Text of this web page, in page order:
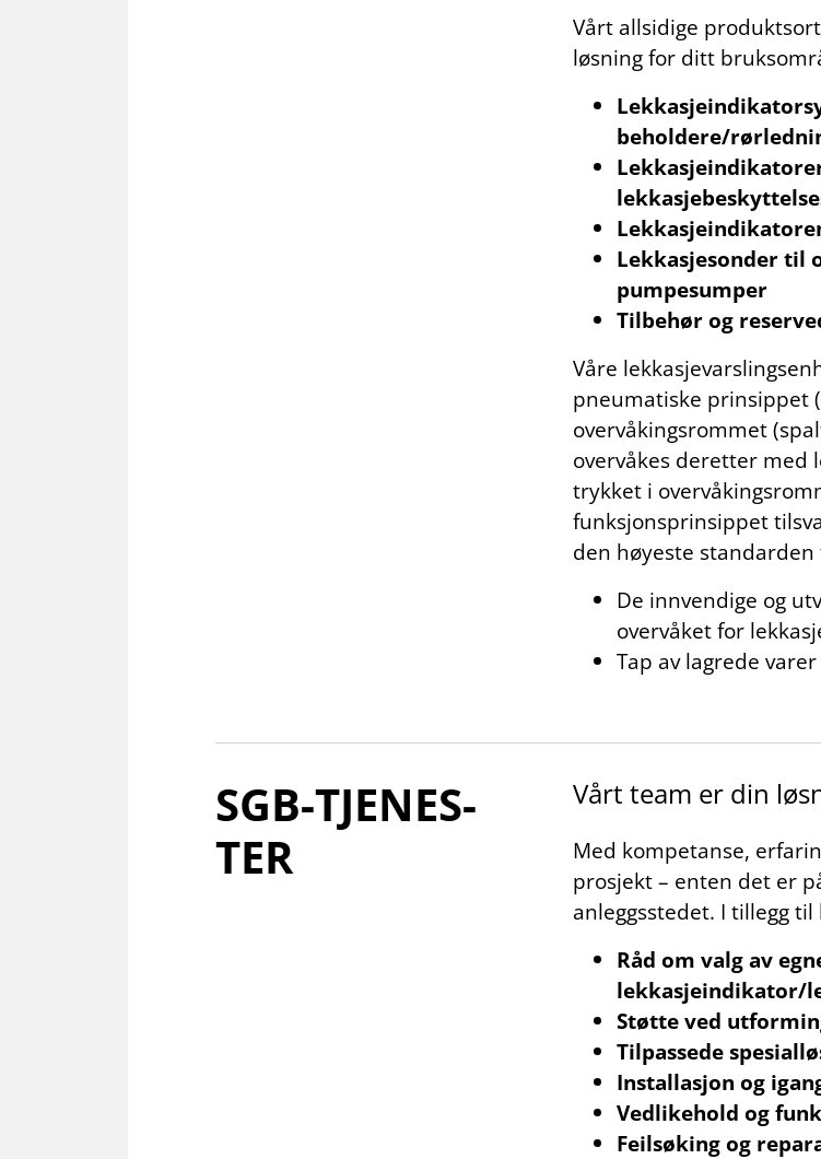
Vårt allsidige
løsning for ditt
beholdere/
Lekkasjesonder til
pumpesumper
Tilbehør og
Våre
pneumatiske prinsippet
overvåkingsrommet
overvåkes deretter med
trykket i
funksjonsprinsippet
den høyeste standarden
De innvendige og
overvåket for
Tap av lagrede
SGB-TJE­NES­
TER
Vårt team er din
Med kompetanse,
prosjekt – enten det er
anleggsstedet. I tillegg
Råd om valg av
lekkasjeindikator/
Støtte ved
Tilpassede
Installasjon og
Vedlikehold og
Feilsøking og